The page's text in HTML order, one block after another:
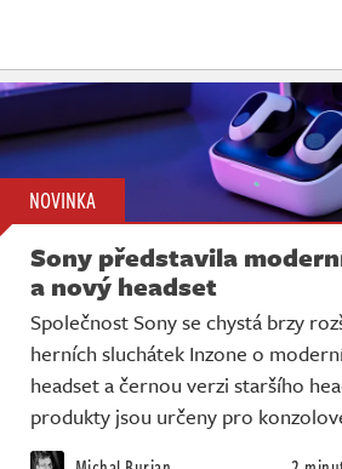
NOVINKA
Sony představila
a nový headset
Společnost Sony se chystá brzy
herních sluchátek Inzone o
headset a černou verzi staršího
produkty jsou určeny pro